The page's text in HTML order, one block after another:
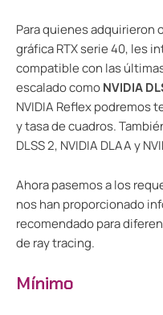
Para quienes adquirieron
gráfica RTX serie 40, les
compatible con las
escalado comoNVIDIA
NVIDIA Reflex podremos
y tasa de cuadros.
DLSS 2, NVIDIA DLAA y
Ahora pasemos a los
nos han proporcionado
recomendado para
de ray tracing.
Mínimo